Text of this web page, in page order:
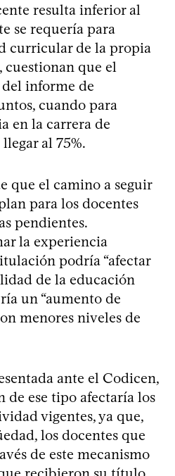
resulta inferior al
se requería para
curricular de la propia
cuestionan que el
informe de
cuando para
en la carrera de
al 75%.
que el camino a seguir
para los docentes
pendientes.
la experiencia
podría “afectar
de la educación
un “aumento de
menores niveles de
ante el Codicen,
de ese tipo afectaría los
vigentes, ya que,
los docentes que
de este mecanismo